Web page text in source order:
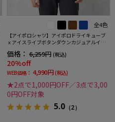
全4色
【アイポロシャツ】アイポロドライキューブ
ｘアイスライブボタンダウンカジュアルイン
ナー吸汗速乾抗菌加工ストレッチ形態安定春
夏
価格： 6,259円 (税込)
20%off
WEB価格： 4,990円 (税込)
★2点で1,000円OFF／3点で3,00
0円OFF対象
5.0 （2）